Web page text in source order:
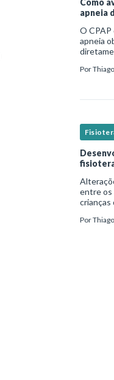
Como
apneia
O
apneia
Por
entre os
crianças
Por